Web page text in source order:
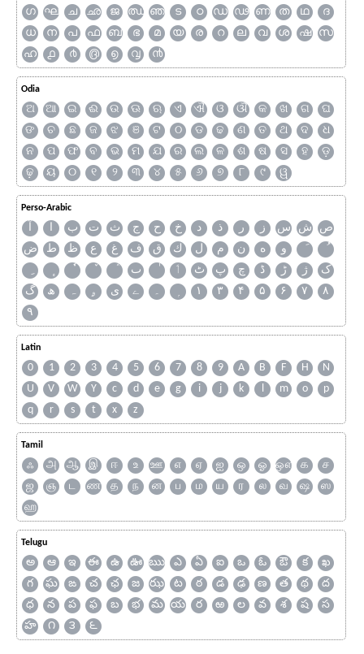
ഗ
ഘ ച ഛ ജ ഝ ഞ ട ഠ ഡ ഢ ണ ത ഥ
ദ
ധ
ന പ ഫ ബ ഭ മ യ ര റ ല വ ശ ഷ
സ
ഹ
൧ ൪ ൫ ൭ ൮ ൯
Odia
ଅ ଆ ଇ ଈ ଉ ଊ ଋ ଏ ଐ ଓ ଔ କ ଖ ଗ
ଘ
ଙ
ଚ ଛ ଜ ଝ ଞ ଟ ଠ ଡ ଢ ଣ ତ ଥ ଦ
ଧ
ନ
ପ ଫ ବ ଭ ମ ଯ ର ଲ ଳ ଶ ଷ ସ ହ
ଡ଼
ଢ଼
ୟ ୦ ୧ ୨ ୩ ୪ ୫ ୬ ୭ ୮ ୯ ୱ
Perso-Arabic
آ ا ب ت ث ج ح خ د ذ ر ز س ش ص
ض
ط ظ ع غ ف ق ك ل م ن ه
و
ٮ
ٲ ٹ پ چ ڈ ڑ ژ
ک
گ
ھ ہ ۄ ی ے ۔ ۱ ۳ ۴ ۵ ۶ ۷
۸
۹
Latin
0 1 2 3 4 5 6 7 8 9 A B F H
N
U
V W Y c d e g i j k l m o
p
q
r s t x z
Tamil
ஃ அ ஆ இ ஈ உ ஊ எ ஏ ஐ ஒ ஓ ஔ க
ச
ஜ
ஞ ட ண த ந ன ப ம ய ர ல வ ஷ
ஸ
ஹ
Telugu
అ ఆ ఇ ఈ ఉ ఊ ఋ ఎ ఏ ఐ ఒ ఓ ఔ క
ఖ
గ
ఘ ఙ చ ఛ జ ఝ ట ఠ డ ఢ ణ త థ
ద
ధ
న ప ఫ బ భ మ య ర ఱ ల వ శ ష
స
హ
౧ ౩ ౬